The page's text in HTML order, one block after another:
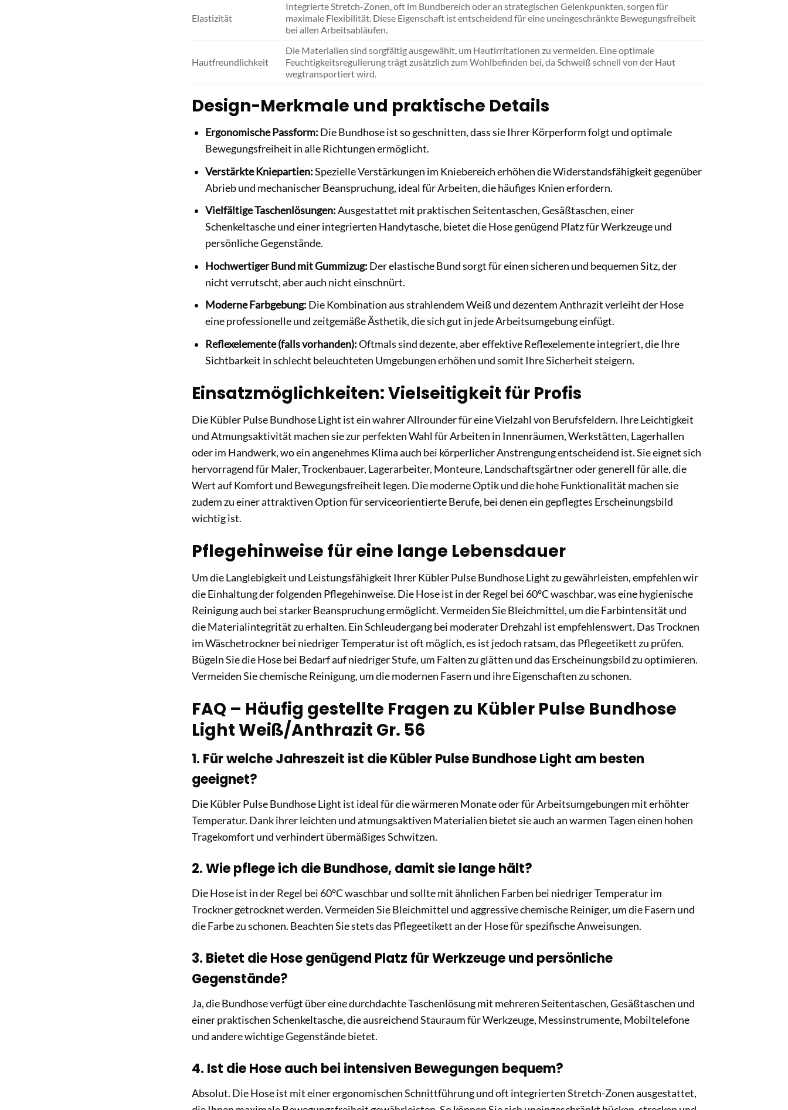
Elastizität
Integrierte Stretch-Zonen, oft im Bundbereich oder an strategischen Gelenkpunkten, sorgen für
maximale Flexibilität. Diese Eigenschaft ist entscheidend für eine uneingeschränkte Bewegungsfreiheit
bei allen Arbeitsabläufen.
Hautfreundlichkeit
Die Materialien sind sorgfältig ausgewählt, um Hautirritationen zu vermeiden. Eine optimale
Feuchtigkeitsregulierung trägt zusätzlich zum Wohlbefinden bei, da Schweiß schnell von der Haut
wegtransportiert wird.
Design-Merkmale und praktische Details
Ergonomische Passform: Die Bundhose ist so geschnitten, dass sie Ihrer Körperform folgt und optimale
Bewegungsfreiheit in alle Richtungen ermöglicht.
Verstärkte Kniepartien:Spezielle Verstärkungen im Kniebereich erhöhen die Widerstandsfähigkeit gegenüber
Abrieb und mechanischer Beanspruchung, ideal für Arbeiten, die häufiges Knien erfordern.
Vielfältige Taschenlösungen:Ausgestattet mit praktischen Seitentaschen, Gesäßtaschen, einer
Schenkeltasche und einer integrierten Handytasche, bietet die Hose genügend Platz für Werkzeuge und
persönliche Gegenstände.
Hochwertiger Bund mit Gummizug: Der elastische Bund sorgt für einen sicheren und bequemen Sitz, der
nicht verrutscht, aber auch nicht einschnürt.
Moderne Farbgebung: Die Kombination aus strahlendem Weiß und dezentem Anthrazit verleiht der Hose
eine professionelle und zeitgemäße Ästhetik, die sich gut in jede Arbeitsumgebung einfügt.
Reflexelemente (falls vorhanden):Oftmals sind dezente, aber effektive Reflexelemente integriert, die Ihre
Sichtbarkeit in schlecht beleuchteten Umgebungen erhöhen und somit Ihre Sicherheit steigern.
Einsatzmöglichkeiten: Vielseitigkeit für Profis
Die Kübler Pulse Bundhose Light ist ein wahrer Allrounder für eine Vielzahl von Berufsfeldern. Ihre Leichtigkeit
und Atmungsaktivität machen sie zur perfekten Wahl für Arbeiten in Innenräumen, Werkstätten, Lagerhallen
oder im Handwerk, wo ein angenehmes Klima auch bei körperlicher Anstrengung entscheidend ist. Sie eignet sich
hervorragend für Maler, Trockenbauer, Lagerarbeiter, Monteure, Landschaftsgärtner oder generell für alle, die
Wert auf Komfort und Bewegungsfreiheit legen. Die moderne Optik und die hohe Funktionalität machen sie
zudem zu einer attraktiven Option für serviceorientierte Berufe, bei denen ein gepflegtes Erscheinungsbild
wichtig ist.
Pflegehinweise für eine lange Lebensdauer
Um die Langlebigkeit und Leistungsfähigkeit Ihrer Kübler Pulse Bundhose Light zu gewährleisten, empfehlen wir
die Einhaltung der folgenden Pflegehinweise. Die Hose ist in der Regel bei 60°C waschbar, was eine hygienische
Reinigung auch bei starker Beanspruchung ermöglicht. Vermeiden Sie Bleichmittel, um die Farbintensität und
die Materialintegrität zu erhalten. Ein Schleudergang bei moderater Drehzahl ist empfehlenswert. Das Trocknen
im Wäschetrockner bei niedriger Temperatur ist oft möglich, es ist jedoch ratsam, das Pflegeetikett zu prüfen.
Bügeln Sie die Hose bei Bedarf auf niedriger Stufe, um Falten zu glätten und das Erscheinungsbild zu optimieren.
Vermeiden Sie chemische Reinigung, um die modernen Fasern und ihre Eigenschaften zu schonen.
FAQ – Häufig gestellte Fragen zu Kübler Pulse Bundhose
Light Weiß/Anthrazit Gr. 56
1. Für welche Jahreszeit ist die Kübler Pulse Bundhose Light am besten
geeignet?
Die Kübler Pulse Bundhose Light ist ideal für die wärmeren Monate oder für Arbeitsumgebungen mit erhöhter
Temperatur. Dank ihrer leichten und atmungsaktiven Materialien bietet sie auch an warmen Tagen einen hohen
Tragekomfort und verhindert übermäßiges Schwitzen.
2. Wie pflege ich die Bundhose, damit sie lange hält?
Die Hose ist in der Regel bei 60°C waschbar und sollte mit ähnlichen Farben bei niedriger Temperatur im
Trockner getrocknet werden. Vermeiden Sie Bleichmittel und aggressive chemische Reiniger, um die Fasern und
die Farbe zu schonen. Beachten Sie stets das Pflegeetikett an der Hose für spezifische Anweisungen.
3. Bietet die Hose genügend Platz für Werkzeuge und persönliche
Gegenstände?
Ja, die Bundhose verfügt über eine durchdachte Taschenlösung mit mehreren Seitentaschen, Gesäßtaschen und
einer praktischen Schenkeltasche, die ausreichend Stauraum für Werkzeuge, Messinstrumente, Mobiltelefone
und andere wichtige Gegenstände bietet.
4. Ist die Hose auch bei intensiven Bewegungen bequem?
Absolut. Die Hose ist mit einer ergonomischen Schnittführung und oft integrierten Stretch-Zonen ausgestattet,